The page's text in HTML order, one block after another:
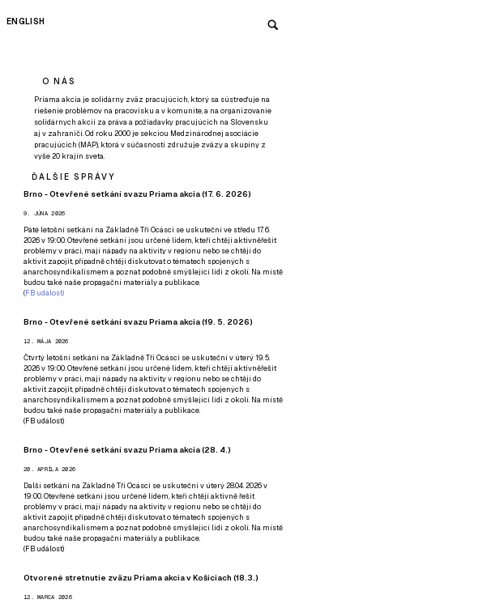
ENGLISH
O NÁS
Priama akcia je solidárny zväz pracujúcich, ktorý sa sústreďuje na
riešenie problémov na pracovisku a v komunite, a na organizovanie
solidárnych akcií za práva a požiadavky pracujúcich na Slovensku
aj v zahraničí. Od roku 2000 je sekciou Medzinárodnej asociácie
pracujúcich (MAP), ktorá v súčasnosti združuje zväzy a skupiny z
vyše 20 krajín sveta.
ĎALŠIE SPRÁVY
Brno - Otevřené setkání svazu Priama akcia (17. 6. 2026)
9. JÚNA 2026
Páté letošní setkání na Základně Tři Ocásci se uskuteční ve středu 17. 6.
2026 v 19:00. Otevřené setkání jsou určené lidem, kteří chtějí aktivněřešit
problémy v práci, mají nápady na aktivity v regionu nebo se chtějí do
aktivit zapojit, případně chtějí diskutovat o tématech spojených s
anarchosyndikalismem a poznat podobně smýšlející lidi z okolí. Na místě
budou také naše propagační materiály a publikace.
(FB událost)
Brno - Otevřené setkání svazu Priama akcia (19. 5. 2026)
12. MÁJA 2026
Čtvrtý letošní setkání na Základně Tři Ocásci se uskuteční v úterý 19. 5.
2026 v 19:00. Otevřené setkání jsou určené lidem, kteří chtějí aktivněřešit
problémy v práci, mají nápady na aktivity v regionu nebo se chtějí do
aktivit zapojit, případně chtějí diskutovat o tématech spojených s
anarchosyndikalismem a poznat podobně smýšlející lidi z okolí. Na místě
budou také naše propagační materiály a publikace.
(FB událost)
Brno - Otevřené setkání svazu Priama akcia (28. 4.)
20. APRÍLA 2026
Další setkání na Základně Tři Ocásci se uskuteční v úterý 28.04. 2026 v
19:00. Otevřené setkání jsou určené lidem, kteří chtějí aktivně řešit
problémy v práci, mají nápady na aktivity v regionu nebo se chtějí do
aktivit zapojit, případně chtějí diskutovat o tématech spojených s
anarchosyndikalismem a poznat podobně smýšlející lidi z okolí. Na místě
budou také naše propagační materiály a publikace.
(FB událost)
Otvorené stretnutie zväzu Priama akcia v Košiciach (18.3.)
12. MARCA 2026